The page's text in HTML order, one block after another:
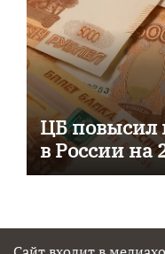
ЦБ повысил
в России на